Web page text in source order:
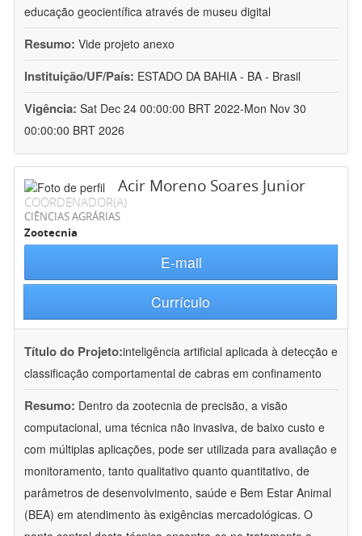
educação geocientífica através de museu digital
Resumo: Vide projeto anexo
Instituição/UF/País: ESTADO DA BAHIA - BA - Brasil
Vigência: Sat Dec 24 00:00:00 BRT 2022-Mon Nov 30
00:00:00 BRT 2026
Acir Moreno Soares Junior
COORDENADOR(A)
CIÊNCIAS AGRÁRIAS
Zootecnia
E-mail
Currículo
Título do Projeto:inteligência artificial aplicada à detecção e
classificação comportamental de cabras em confinamento
Resumo: Dentro da zootecnia de precisão, a visão
computacional, uma técnica não invasiva, de baixo custo e
com múltiplas aplicações, pode ser utilizada para avaliação e
monitoramento, tanto qualitativo quanto quantitativo, de
parâmetros de desenvolvimento, saúde e Bem Estar Animal
(BEA) em atendimento às exigências mercadológicas. O